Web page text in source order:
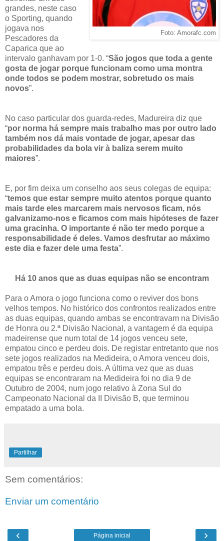
Foto: Amorafc.com
grandes, neste caso
o Sporting, quando
jogava nos
Pescadores da
Caparica que ao
intervalo ganhavam por 1-0. “São jogos que toda a gente
gosta de jogar porque funcionam como uma montra
onde todos se podem mostrar, sobretudo os mais
novos”.
No caso particular dos guarda-redes, Madureira diz que
“por norma há sempre mais trabalho mas por outro lado
também nos dá mais vontade de jogar, apesar das
probabilidades da bola vir à baliza serem muito
maiores”.
E, por fim deixa um conselho aos seus colegas de equipa:
“temos que estar sempre muito atentos porque quanto
mais tarde eles marcarem mais nervosos ficam, nós
galvanizamo-nos e ficamos com mais hipóteses de fazer
uma gracinha. O importante é não ter medo porque a
responsabilidade é deles. Vamos desfrutar ao máximo
este dia e fazer dele uma festa”.
Há 10 anos que as duas equipas não se encontram
Para o Amora o jogo funciona como o reviver dos bons
velhos tempos. No histórico dos confrontos realizados entre
as duas equipas, quando ambas se encontravam na Divisão
de Honra ou 2.ª Divisão Nacional, a vantagem é da equipa
madeirense que num total de 14 jogos venceu sete,
empatou cinco e perdeu dois. De registar entretanto que nos
sete jogos realizados na Medideira, o Amora venceu dois,
empatou três e perdeu dois. A última vez que as duas
equipas se encontraram na Medideira foi no dia 9 de
Outubro de 2004, num jogo relativo à Zona Sul do
Campeonato Nacional da II Divisão B, que terminou
empatado a uma bola.
Partilhar
Sem comentários:
Enviar um comentário
‹ ›
Página inicial